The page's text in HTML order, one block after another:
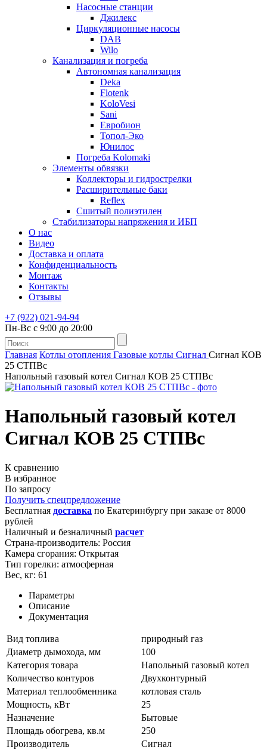
Насосные станции
Джилекс
Циркуляционные насосы
DAB
Wilo
Канализация и погреба
Автономная канализация
Deka
Flotenk
KoloVesi
Sani
Евробион
Топол-Эко
Юнилос
Погреба Kolomaki
Элементы обвязки
Коллекторы и гидрострелки
Расширительные баки
Reflex
Сшитый полиэтилен
Стабилизаторы напряжения и ИБП
О нас
Видео
Доставка и оплата
Конфиденциальность
Монтаж
Контакты
Отзывы
+7 (922) 021-94-94
Пн-Вс с 9:00 до 20:00
Главная Котлы отопления Газовые котлы Сигнал Сигнал КОВ
25 СТПВс
Напольный газовый котел Сигнал КОВ 25 СТПВс
Напольный газовый котел
Сигнал КОВ 25 СТПВс
К сравнению
В избранное
По запросу
Получить спецпредложение
Бесплатная доставка по Екатеринбургу при заказе от 8000
рублей
Наличный и безналичный расчет
Страна-производитель: Россия
Камера сгорания: Открытая
Тип горелки: атмосферная
Вес, кг: 61
Параметры
Описание
Документация
Вид топлива
природный газ
Диаметр дымохода, мм
100
Категория товара
Напольный газовый котел
Количество контуров
Двухконтурный
Материал теплообменника
котловая сталь
Мощность, кВт
25
Назначение
Бытовые
Площадь обогрева, кв.м
250
Производитель
Сигнал